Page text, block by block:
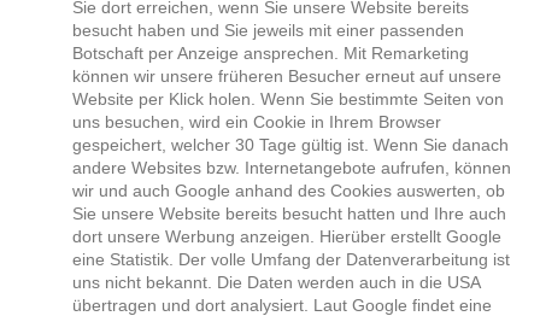
Sie dort erreichen, wenn Sie unsere Website bereits
besucht haben und Sie jeweils mit einer passenden
Botschaft per Anzeige ansprechen. Mit Remarketing
können wir unsere früheren Besucher erneut auf unsere
Website per Klick holen. Wenn Sie bestimmte Seiten von
uns besuchen, wird ein Cookie in Ihrem Browser
gespeichert, welcher 30 Tage gültig ist. Wenn Sie danach
andere Websites bzw. Internetangebote aufrufen, können
wir und auch Google anhand des Cookies auswerten, ob
Sie unsere Website bereits besucht hatten und Ihre auch
dort unsere Werbung anzeigen. Hierüber erstellt Google
eine Statistik. Der volle Umfang der Datenverarbeitung ist
uns nicht bekannt. Die Daten werden auch in die USA
übertragen und dort analysiert. Laut Google findet eine